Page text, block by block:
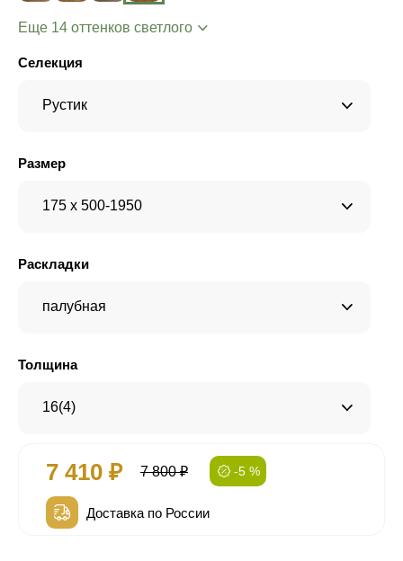
Еще 14 оттенков светлого
Селекция
Рустик
Размер
175 x 500-1950
Раскладки
палубная
Толщина
16(4)
7 410 ₽ 7 800 ₽ -5 %
Доставка по России